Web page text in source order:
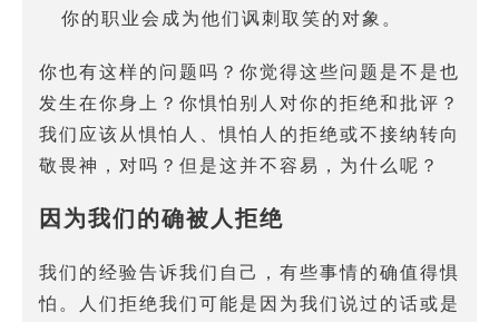
你的职业会成为他们讽刺取笑的对象。
你也有这样的问题吗？你觉得这些问题是不是也
发生在你身上？你惧怕别人对你的拒绝和批评？
我们应该从惧怕人、惧怕人的拒绝或不接纳转向
敬畏神，对吗？但是这并不容易，为什么呢？
因为我们的确被人拒绝
我们的经验告诉我们自己，有些事情的确值得惧
怕。人们拒绝我们可能是因为我们说过的话或是